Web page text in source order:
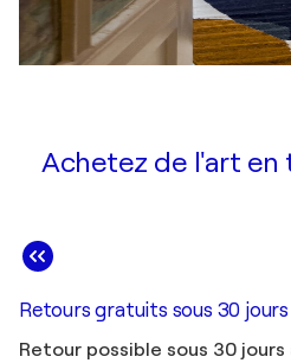
Achetez de l'art
Retours gratuits sous 30 jours
Retour possible sous 30 jours